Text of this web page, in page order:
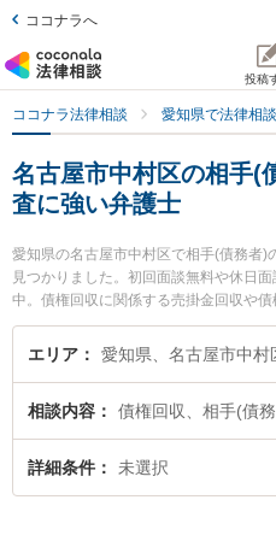
ココナラへ
投稿
ココナラ法律相談 愛知県で法律相
名古屋市中村区の相手(
査に強い弁護士
愛知県の名古屋市中村区で相手(債務者)
見つかりました。初回面談無料や休日
中。債権回収に関係する売掛金回収や
な分野での絞り込み検索もでき便利で
所の森 洋子弁護士や加島法律事務所の
のトラブルを今すぐに弁護士に相談し
トラブル解決の実績豊富な近くの弁護
(債務者)の所在・財産調査を法律相談で
エリア 愛知県、名古屋市中村
相談内容 債権回収、相手(債
詳細条件 未選択